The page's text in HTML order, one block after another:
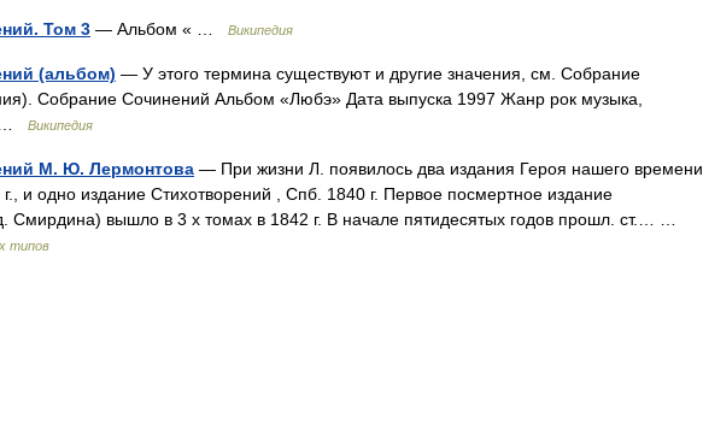
Том 3 — Альбом « … Википедия
(альбом) — У этого термина существуют и другие значения, см. Собрание
Собрание Сочинений Альбом «Любэ» Дата выпуска 1997 Жанр рок музыка,
…
Википедия
М. Ю. Лермонтова — При жизни Л. появилось два издания Героя нашего времени
г., и одно издание Стихотворений , Спб. 1840 г. Первое посмертное издание
Смирдина) вышло в 3 х томах в 1842 г. В начале пятидесятых годов прошл. ст.… …
типов